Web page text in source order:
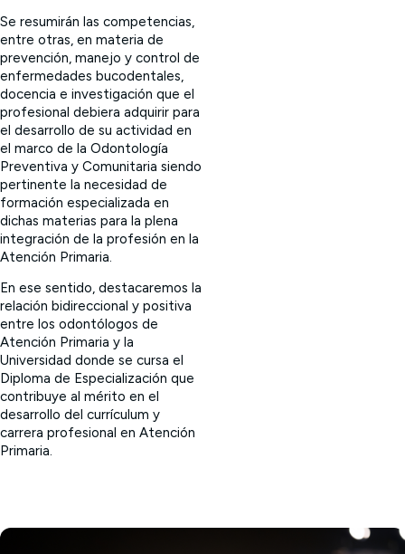
Se resumirán las competencias,
entre otras, en materia de
prevención, manejo y control de
enfermedades bucodentales,
docencia e investigación que el
profesional debiera adquirir para
el desarrollo de su actividad en
el marco de la Odontología
Preventiva y Comunitaria siendo
pertinente la necesidad de
formación especializada en
dichas materias para la plena
integración de la profesión en la
Atención Primaria.
En ese sentido, destacaremos la
relación bidireccional y positiva
entre los odontólogos de
Atención Primaria y la
Universidad donde se cursa el
Diploma de Especialización que
contribuye al mérito en el
desarrollo del currículum y
carrera profesional en Atención
Primaria.